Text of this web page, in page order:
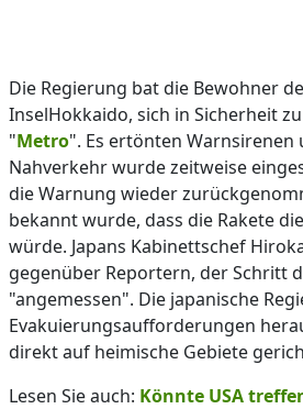
Die Regierung bat die Bewohner
InselHokkaido, sich in Sicherheit
"Metro". Es ertönten
Nahverkehr wurde zeitweise
die Warnung wieder
bekannt wurde, dass die Rakete
würde. Japans Kabinettschef
gegenüber Reportern, der Schritt
"angemessen". Die japanische
Evakuierungsaufforderungen
direkt auf heimische Gebiete
Lesen Sie auch: Könnte USA